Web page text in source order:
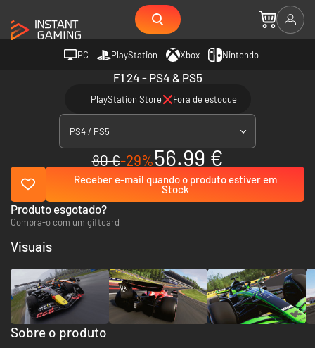
PC PlayStation Xbox Nintendo
F1 24 - PS4 & PS5
PlayStation Store Fora de estoque
PS4 / PS5
80 €-29%56.99 €
Receber e-mail quando o produto estiver em
Stock
Produto esgotado?
Compra-o com um giftcard
Sobre o produto
Visuais